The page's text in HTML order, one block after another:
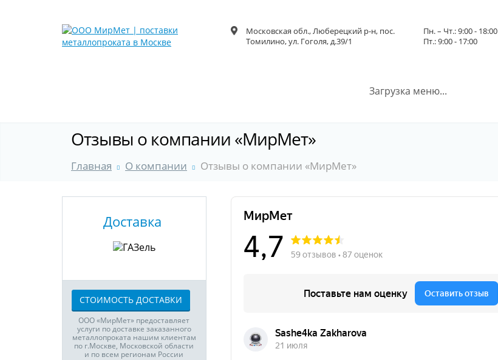
Московская обл., Люберецкий р-н, пос.
Томилино, ул. Гоголя, д.39/1
Пн. – Чт.: 9:00 - 18:00
Пт.: 9:00 - 17:00
Загрузка меню...
Отзывы о компании «МирМет»
Главная О компании Отзывы о компании «МирМет»
Доставка
СТОИМОСТЬ ДОСТАВКИ
ООО «МирМет» предоставляет
услуги по доставке заказанного
металлопроката нашим клиентам
по г.Москве, Московской области
и по всем регионам России